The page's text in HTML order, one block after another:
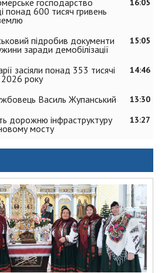
16:05
понад 600 тисяч гривень
15:05
підробив документи
заради демобілізації
14:46
засіяли понад 353 тисячі
2026 року
13:30
Василь Жупанський
13:27
дорожню інфраструктуру
мосту